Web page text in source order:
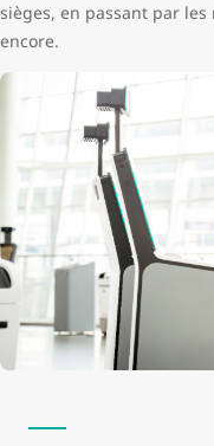
sièges, en passant par
encore.